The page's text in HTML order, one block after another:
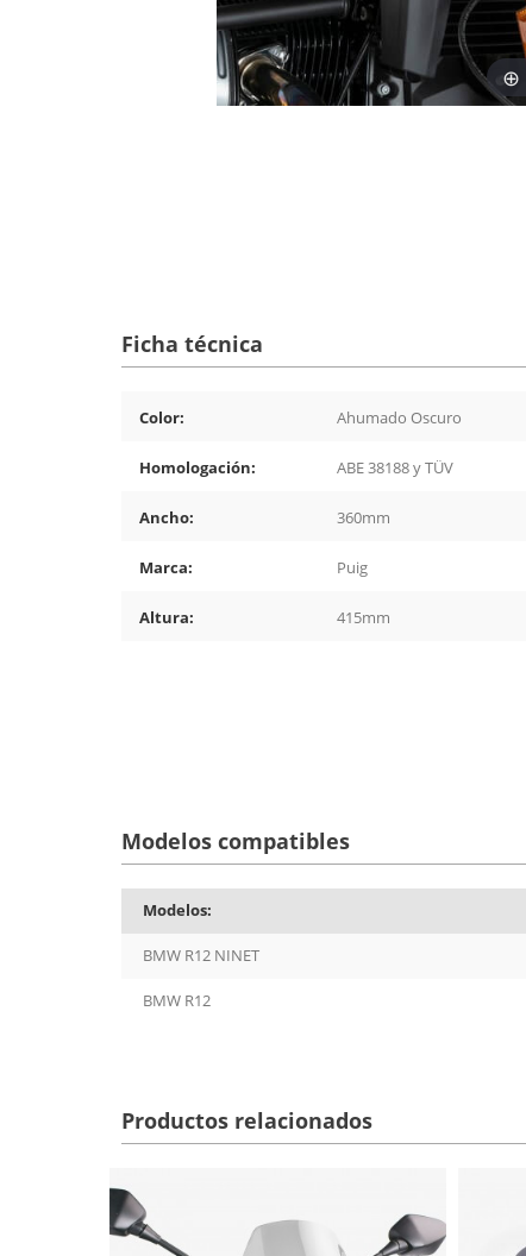
Ficha técnica
Color: Ahumado Oscuro
Homologación: ABE 38188 y TÜV
Ancho: 360mm
Marca: Puig
Altura: 415mm
Modelos compatibles
Modelos:
BMW R12 NINET
BMW R12
Productos relacionados